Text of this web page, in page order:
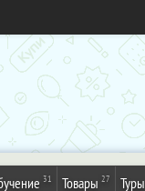
31 Товары 27 Туры